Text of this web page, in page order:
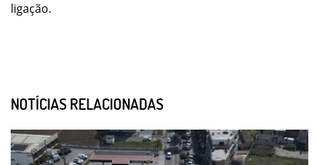
ligação.
NOTÍCIAS RELACIONADAS